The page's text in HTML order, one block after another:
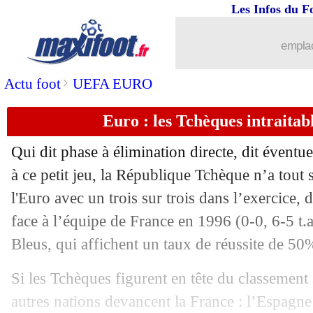
Actu foot> UEFA EURO
Les Infos du
Euro : les Tchèques
Qui dit phase à élimination directe, dit
à ce petit jeu, la République Tchèque n’a tout
l'Euro avec un trois sur trois dans l’exercice,
face à l’équipe de France en 1996 (0-0, 6-5
Bleus, qui affichent un taux de réussite de
Si les Tchèques figurent en tête du
autres nations devancent la France :
: Coutinho, un retour à l'Inter ?
26/06 Euro: 81% des joueurs misent sur la
26/06 EdF: Rabiot, Kimpembe n'a pas été
: le PSG finalise l'opération
26/06 Man Utd: Martial et van de Beek
26/06 Euro: Galles-Danemark, les compos
26/06 Belgique: Chadli absent face au
26/06 Tottenham: son avenir, Kane n'a